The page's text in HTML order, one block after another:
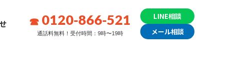
0120-866-521
通話料無料！受付時間：9時〜19時
LINE相談
メール相談